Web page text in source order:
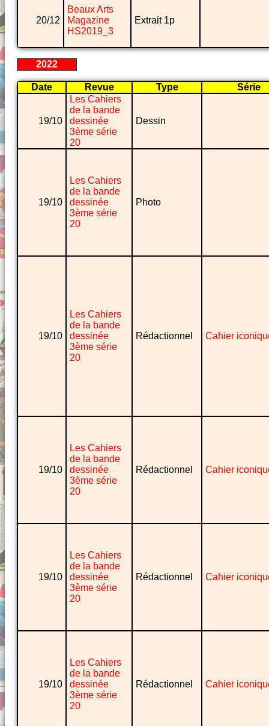
20/12
Beaux Arts
Magazine
HS2019_3
Extrait 1p
2022
Date Revue Type Série
19/10
Les Cahiers
de la bande
dessinée
3ème série
20
Dessin
19/10
Les Cahiers
de la bande
dessinée
3ème série
20
Photo
19/10
Les Cahiers
de la bande
dessinée
3ème série
20
Rédactionnel Cahier
19/10
Les Cahiers
de la bande
dessinée
3ème série
20
Rédactionnel Cahier
19/10
Les Cahiers
de la bande
dessinée
3ème série
20
Rédactionnel Cahier
19/10
Les Cahiers
de la bande
dessinée
3ème série
20
Rédactionnel Cahier